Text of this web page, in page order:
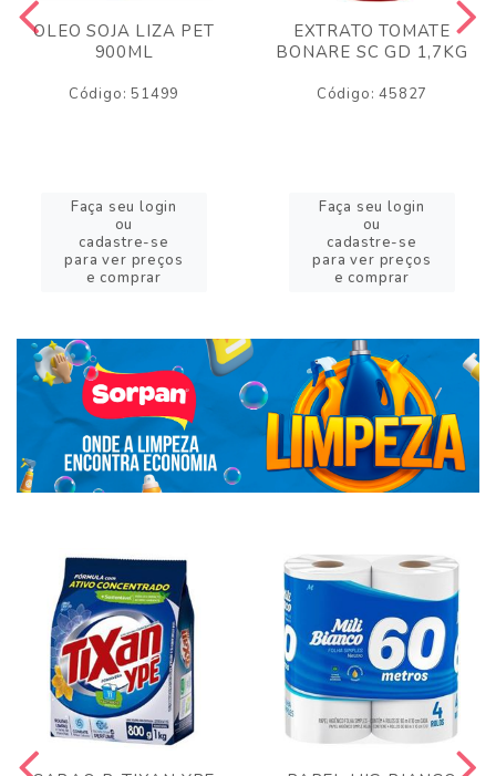
OLEO SOJA LIZA PET
900ML
Código: 51499
Faça seu login
ou
cadastre-se
para ver preços
e comprar
EXTRATO TOMATE
BONARE SC GD 1,7KG
Código: 45827
Faça seu login
ou
cadastre-se
para ver preços
e comprar